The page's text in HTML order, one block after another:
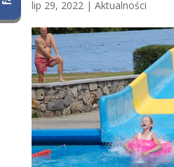
lip 29, 2022| Aktualności